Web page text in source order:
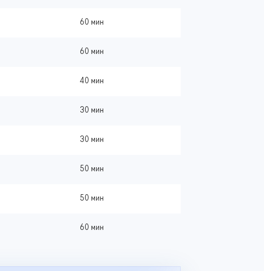
60 мин
60 мин
40 мин
30 мин
30 мин
50 мин
50 мин
60 мин